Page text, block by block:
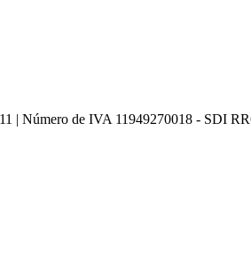
| Número de IVA 11949270018 - SDI